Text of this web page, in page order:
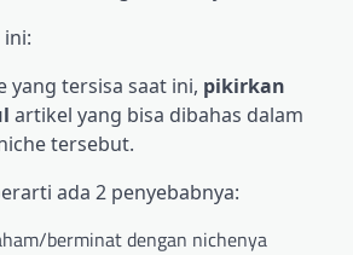
ini:
yang tersisa saat ini, pikirkan
artikel yang bisa dibahas dalam
tersebut.
ada 2 penyebabnya:
berminat dengan nichenya